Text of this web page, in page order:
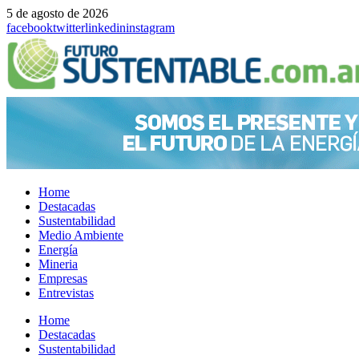
5 de agosto de 2026
facebooktwitterlinkedininstagram
Home
Destacadas
Sustentabilidad
Medio Ambiente
Energía
Mineria
Empresas
Entrevistas
Menu
Home
Destacadas
Sustentabilidad